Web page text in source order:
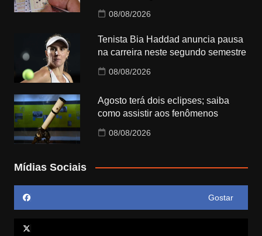
08/08/2026
Tenista Bia Haddad anuncia pausa
na carreira neste segundo semestre
08/08/2026
Agosto terá dois eclipses; saiba
como assistir aos fenômenos
08/08/2026
Mídias Sociais
Gostar